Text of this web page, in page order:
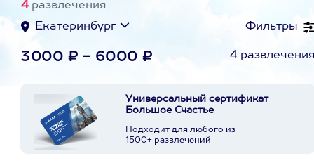
4 развлечения
Фильтры
Екатеринбург
3000 ₽ - 6000 ₽ 4
Универсальный сертификат
Большое Счастье
Подходит для любого из
1500+ развлечений